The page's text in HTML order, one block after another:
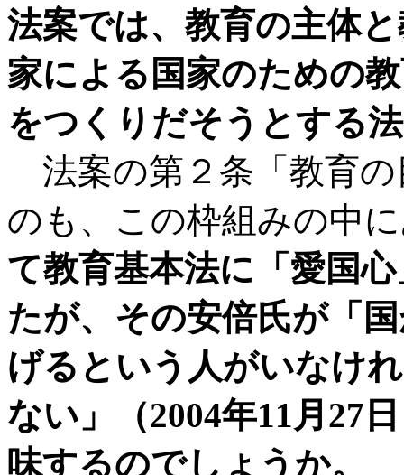
法案では、教育の主体
家による国家のための
をつくりだそうとする
法案の第２条「教育の
のも、この枠組みの中
て教育基本法に「愛国
たが、その安倍氏が「
げるという人がいなけ
ない」（2004年11月27
味するのでしょうか。